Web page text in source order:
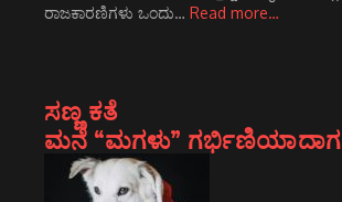
ರಾಜಕಾರಣಿಗಳು ಒಂದು… Read more…
ಸಣ್ಣ ಕತೆ
ಮನೆ “ಮಗಳು” ಗರ್ಭಿಣಿಯಾದಾಗ